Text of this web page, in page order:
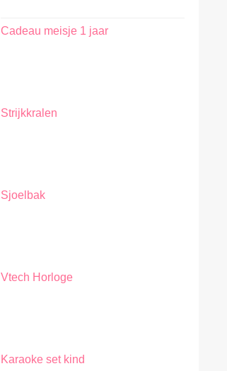
Cadeau meisje 1 jaar
Strijkkralen
Sjoelbak
Vtech Horloge
Karaoke set kind